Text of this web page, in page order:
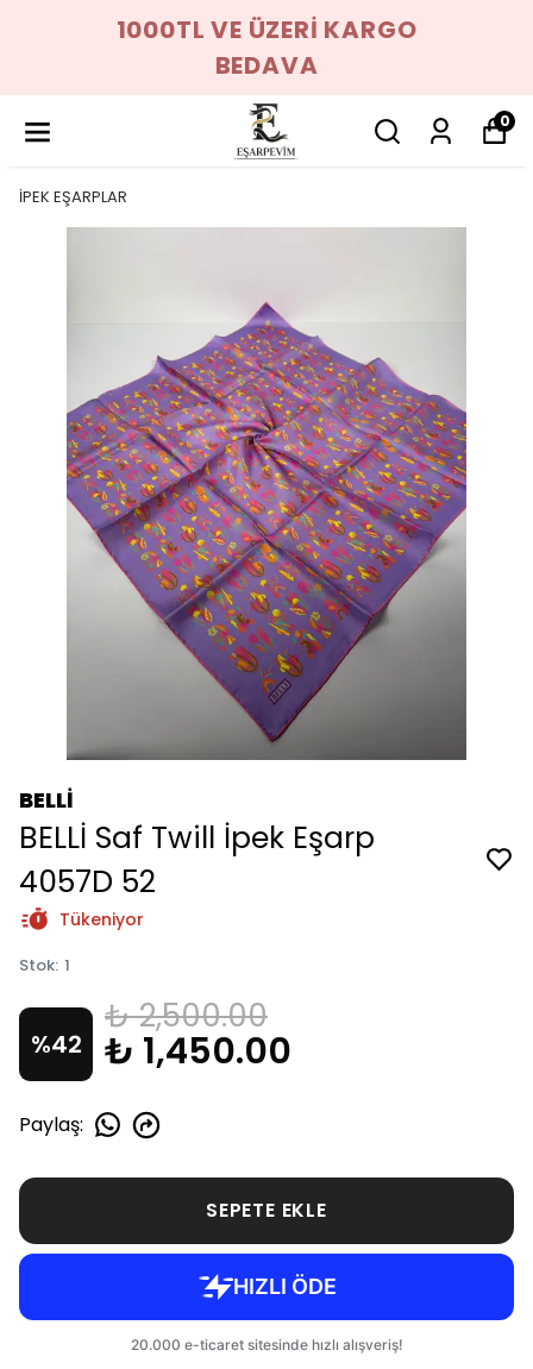
1000TL VE ÜZERİ KARGO
BEDAVA
0
İPEK EŞARPLAR
BELLİ
BELLİ Saf Twill İpek Eşarp
4057D 52
Tükeniyor
Stok: 1
%42
₺ 2,500.00
₺ 1,450.00
Paylaş:
SEPETE EKLE